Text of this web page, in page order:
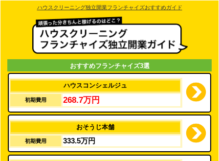
ハウスクリーニング独立開業フランチャイズおすすめガイド
おすすめフランチャイズ3選
ハウスコンシェルジュ
初期費用 268.7万円
おそうじ本舗
初期費用 333.5万円